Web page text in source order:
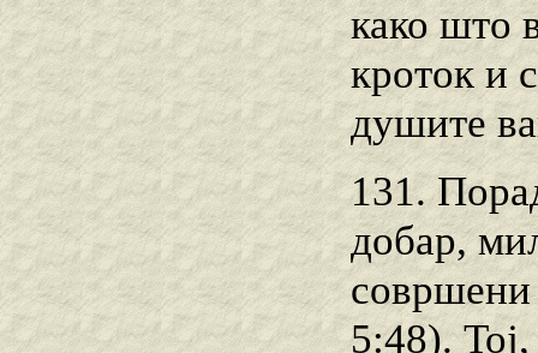
како што
кроток и
душите
131.
добар,
5:48).